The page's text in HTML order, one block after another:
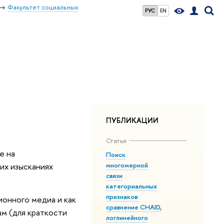
РУС EN
Факультет социальных
ПУБЛИКАЦИИ
Статья
Поиск
многомерной
связи
категориальных
признаков:
сравнение CHAID,
логлинейного
на
изысканиях
медиа и как
(для краткости